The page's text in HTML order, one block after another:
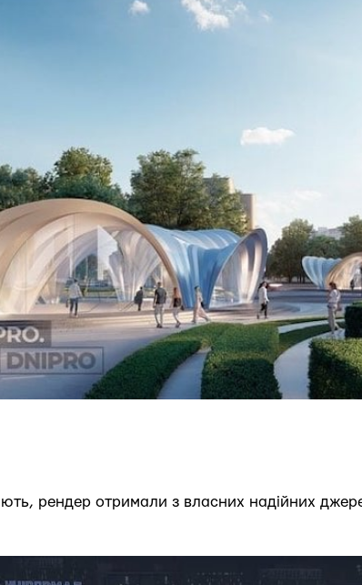
рендер отримали з власних надійних